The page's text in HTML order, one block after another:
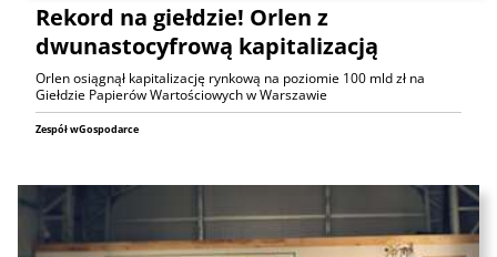
Rekord na giełdzie! Orlen z
dwunastocyfrową kapitalizacją
Orlen osiągnął kapitalizację rynkową na poziomie 100 mld zł na
Giełdzie Papierów Wartościowych w Warszawie
Zespół wGospodarce